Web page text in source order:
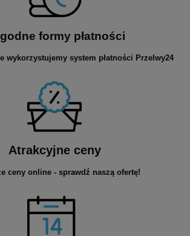
formy płatności
wykorzystujemy system płatności Przelwy24
Atrakcyjne ceny
ceny online - sprawdź naszą ofertę!